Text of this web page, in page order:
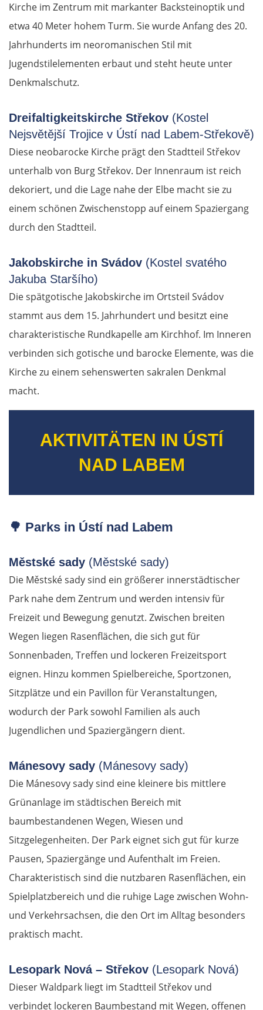
Kirche im Zentrum mit markanter Backsteinoptik und
etwa 40 Meter hohem Turm. Sie wurde Anfang des 20.
Jahrhunderts im neoromanischen Stil mit
Jugendstilelementen erbaut und steht heute unter
Denkmalschutz.
Dreifaltigkeitskirche Střekov (Kostel
Nejsvětější Trojice v Ústí nad Labem-Střekově)
Diese neobarocke Kirche prägt den Stadtteil Střekov
unterhalb von Burg Střekov. Der Innenraum ist reich
dekoriert, und die Lage nahe der Elbe macht sie zu
einem schönen Zwischenstopp auf einem Spaziergang
durch den Stadtteil.
Jakobskirche in Svádov (Kostel svatého
Jakuba Staršího)
Die spätgotische Jakobskirche im Ortsteil Svádov
stammt aus dem 15. Jahrhundert und besitzt eine
charakteristische Rundkapelle am Kirchhof. Im Inneren
verbinden sich gotische und barocke Elemente, was die
Kirche zu einem sehenswerten sakralen Denkmal
macht.
AKTIVITÄTEN IN ÚSTÍ
NAD LABEM
🌳 Parks in Ústí nad Labem
Městské sady (Městské sady)
Die Městské sady sind ein größerer innerstädtischer
Park nahe dem Zentrum und werden intensiv für
Freizeit und Bewegung genutzt. Zwischen breiten
Wegen liegen Rasenflächen, die sich gut für
Sonnenbaden, Treffen und lockeren Freizeitsport
eignen. Hinzu kommen Spielbereiche, Sportzonen,
Sitzplätze und ein Pavillon für Veranstaltungen,
wodurch der Park sowohl Familien als auch
Jugendlichen und Spaziergängern dient.
Mánesovy sady (Mánesovy sady)
Die Mánesovy sady sind eine kleinere bis mittlere
Grünanlage im städtischen Bereich mit
baumbestandenen Wegen, Wiesen und
Sitzgelegenheiten. Der Park eignet sich gut für kurze
Pausen, Spaziergänge und Aufenthalt im Freien.
Charakteristisch sind die nutzbaren Rasenflächen, ein
Spielplatzbereich und die ruhige Lage zwischen Wohn-
und Verkehrsachsen, die den Ort im Alltag besonders
praktisch macht.
Lesopark Nová – Střekov (Lesopark Nová)
Dieser Waldpark liegt im Stadtteil Střekov und
verbindet lockeren Baumbestand mit Wegen, offenen